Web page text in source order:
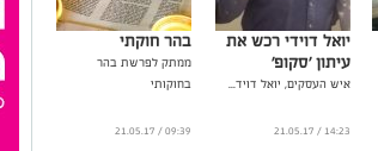
יואל דוידי רכש את
עיתון 'סקופ'
איש העסקים, יואל דויד...
14:23 / 21.05.17
בהר חוקתי
ממתק לפרשת בהר
בחוקותי
09:39 / 21.05.17